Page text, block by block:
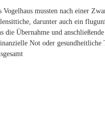
mussten nach einer
darunter auch ein
die Übernahme und
Not oder